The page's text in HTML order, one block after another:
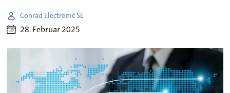
Conrad Electronic SE
28. Februar 2025